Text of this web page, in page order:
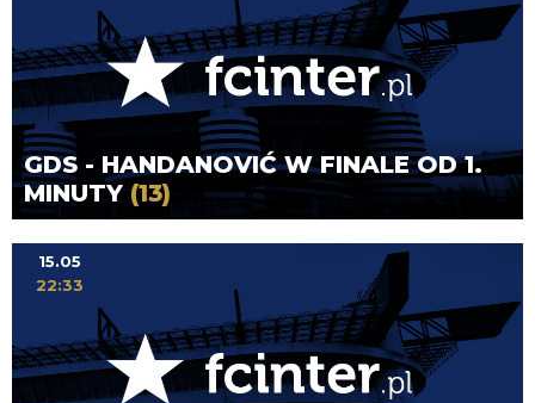
GDS - HANDANOVIĆ W FINALE OD 1.
MINUTY (13)
15.05
22:33